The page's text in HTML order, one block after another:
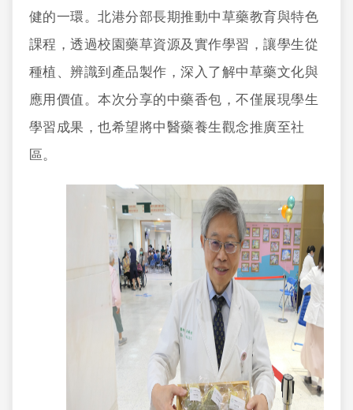
健的一環。北港分部長期推動中草藥教育與特色
課程，透過校園藥草資源及實作學習，讓學生從
種植、辨識到產品製作，深入了解中草藥文化與
應用價值。本次分享的中藥香包，不僅展現學生
學習成果，也希望將中醫藥養生觀念推廣至社
區。